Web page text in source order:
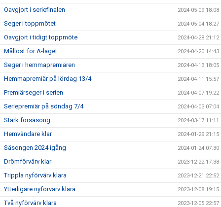
Oavgjort i seriefinalen 2024-05-09 18:08
Seger i toppmötet 2024-05-04 18:27
Oavgjort i tidigt toppmöte 2024-04-28 21:12
Mållöst för A-laget 2024-04-20 14:43
Seger i hemmapremiären 2024-04-13 18:05
Hemmapremiär på lördag 13/4 2024-04-11 15:57
Premiärseger i serien 2024-04-07 19:22
Seriepremiär på söndag 7/4 2024-04-03 07:04
Stark försäsong 2024-03-17 11:11
Hemvändare klar 2024-01-29 21:15
Säsongen 2024 igång 2024-01-24 07:30
Drömförvärv klar 2023-12-22 17:38
Trippla nyförvärv klara 2023-12-21 22:52
Ytterligare nyförvärv klara 2023-12-08 19:15
Två nyförvärv klara 2023-12-05 22:57